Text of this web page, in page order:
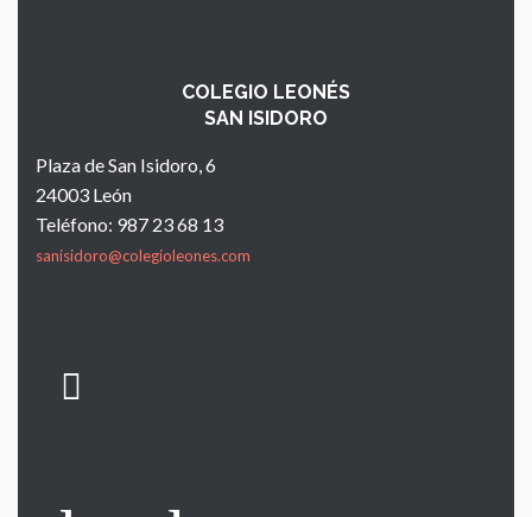
COLEGIO LEONÉS
SAN ISIDORO
Plaza de San Isidoro, 6
24003 León
Teléfono: 987 23 68 13
sanisidoro@colegioleones.com